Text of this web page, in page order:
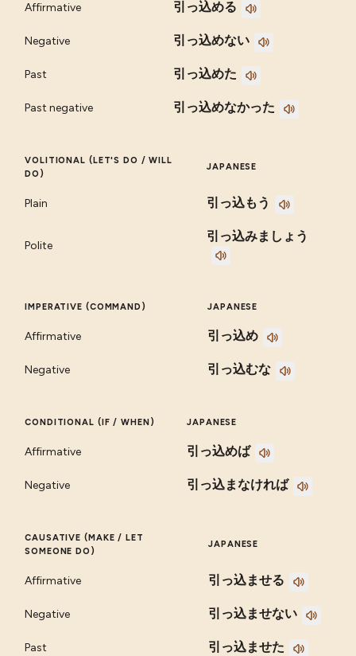
Affirmative 引っ込める
Negative 引っ込めない
Past 引っ込めた
Past negative 引っ込めなかった
VOLITIONAL (LET'S DO / WILL
DO)
JAPANESE
Plain 引っ込もう
Polite
引っ込みましょう
IMPERATIVE (COMMAND) JAPANESE
Affirmative 引っ込め
Negative 引っ込むな
CONDITIONAL (IF / WHEN) JAPANESE
Affirmative 引っ込めば
Negative 引っ込まなければ
CAUSATIVE (MAKE / LET
SOMEONE DO)
JAPANESE
Affirmative 引っ込ませる
Negative 引っ込ませない
Past 引っ込ませた